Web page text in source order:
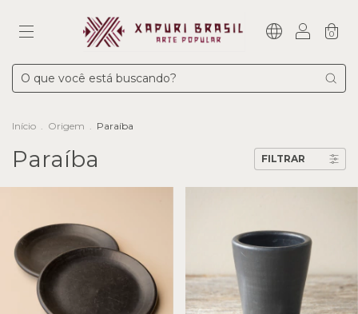
0
Início . Origem . Paraíba
Paraíba FILTRAR